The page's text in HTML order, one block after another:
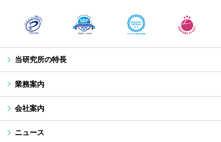
当研究所の特長
業務案内
会社案内
ニュース